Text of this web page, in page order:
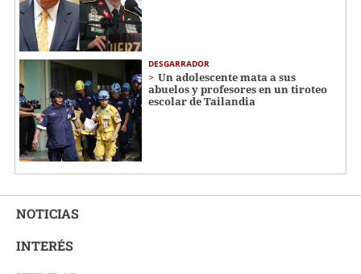
DESGARRADOR
Un adolescente mata a sus
abuelos y profesores en un tiroteo
escolar de Tailandia
NOTICIAS
INTERÉS